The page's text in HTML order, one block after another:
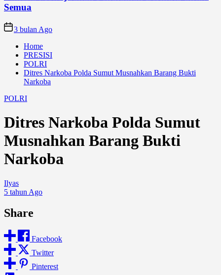
Semua
3 bulan Ago
Home
PRESISI
POLRI
Ditres Narkoba Polda Sumut Musnahkan Barang Bukti
Narkoba
POLRI
Ditres Narkoba Polda Sumut
Musnahkan Barang Bukti
Narkoba
Ilyas
5 tahun Ago
Share
Facebook
Twitter
Pinterest